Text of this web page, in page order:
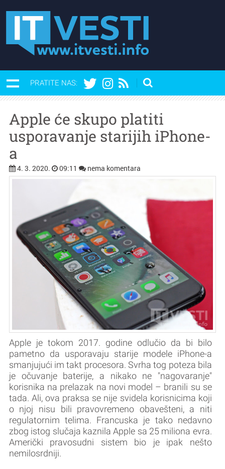
PRATITE NAS:
Apple će skupo platiti
usporavanje starijih iPhone-
a
4. 3. 2020. 09:11 nema komentara
Apple je tokom 2017. godine odlučio da bi bilo
pametno da usporavaju starije modele iPhone-a
smanjujući im takt procesora. Svrha tog poteza bila
je očuvanje baterije, a nikako ne "nagovaranje"
korisnika na prelazak na novi model – branili su se
tada. Ali, ova praksa se nije svidela korisnicima koji
o njoj nisu bili pravovremeno obavešteni, a niti
regulatornim telima. Francuska je tako nedavno
zbog istog slučaja kaznila Apple sa 25 miliona evra.
Američki pravosudni sistem bio je ipak nešto
nemilosrdniji.